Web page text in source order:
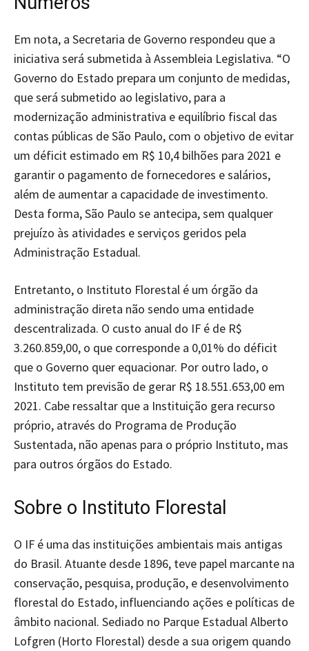
Em nota, a Secretaria de Governo respondeu que a
iniciativa será submetida à Assembleia Legislativa. “O
Governo do Estado prepara um conjunto de medidas,
que será submetido ao legislativo, para a
modernização administrativa e equilíbrio fiscal das
contas públicas de São Paulo, com o objetivo de evitar
um déficit estimado em R$ 10,4 bilhões para 2021 e
garantir o pagamento de fornecedores e salários,
além de aumentar a capacidade de investimento.
Desta forma, São Paulo se antecipa, sem qualquer
prejuízo às atividades e serviços geridos pela
Administração Estadual.
Entretanto, o Instituto Florestal é um órgão da
administração direta não sendo uma entidade
descentralizada. O custo anual do IF é de R$
3.260.859,00, o que corresponde a 0,01% do déficit
que o Governo quer equacionar. Por outro lado, o
Instituto tem previsão de gerar R$ 18.551.653,00 em
2021. Cabe ressaltar que a Instituição gera recurso
próprio, através do Programa de Produção
Sustentada, não apenas para o próprio Instituto, mas
para outros órgãos do Estado.
Sobre o Instituto Florestal
O IF é uma das instituições ambientais mais antigas
do Brasil. Atuante desde 1896, teve papel marcante na
conservação, pesquisa, produção, e desenvolvimento
florestal do Estado, influenciando ações e políticas de
âmbito nacional. Sediado no Parque Estadual Alberto
Lofgren (Horto Florestal) desde a sua origem quando